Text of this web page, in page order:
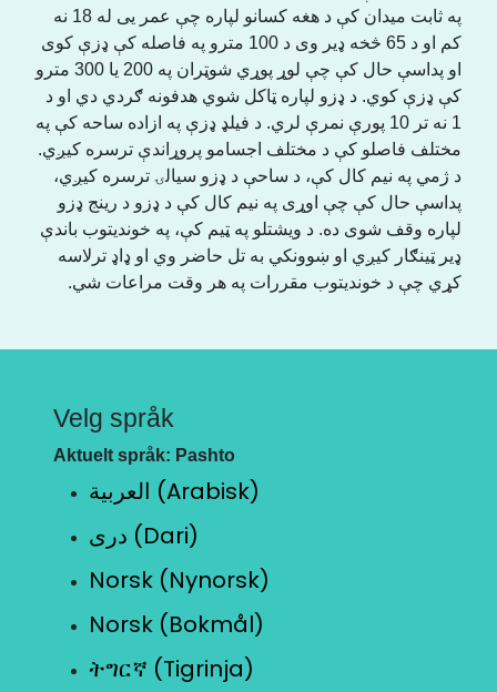
په ثابت میدان کې د هغه کسانو لپاره چې عمر یی له 18 نه
کم او د 65 څخه ډیر وی د 100 مترو په فاصله کې ډزې کوی
او پداسې حال کې چې لوړ پوړي شوټران په 200 یا 300 مترو
کې ډزې کوي. د ډزو لپاره ټاکل شوي هدفونه ګردي دي او د
1 نه تر 10 پورې نمرې لري. د فیلډ ډزې په ازاده ساحه کې په
مختلف فاصلو کې د مختلف اجسامو پروړاندې ترسره کیږي.
د ژمي په نیم کال کې، د ساحې د ډزو سیالۍ ترسره کیږي،
پداسې حال کې چې اوړی په نیم کال کې د ډزو د رینج ډزو
لپاره وقف شوی ده. د ویشتلو په ټیم کې، په خوندیتوب باندې
ډیر ټینګار کیږي او ښوونکي به تل حاضر وي او ډاډ ترلاسه
کړي چې د خوندیتوب مقررات په هر وقت مراعات شي.
Velg språk
Aktuelt språk: Pashto
العربية (Arabisk)
دری (Dari)
Norsk (Nynorsk)
Norsk (Bokmål)
ትግርኛ (Tigrinja)